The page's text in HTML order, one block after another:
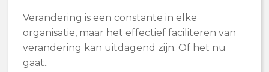
Verandering is een constante in elke
organisatie, maar het effectief faciliteren van
verandering kan uitdagend zijn. Of het nu
gaat..